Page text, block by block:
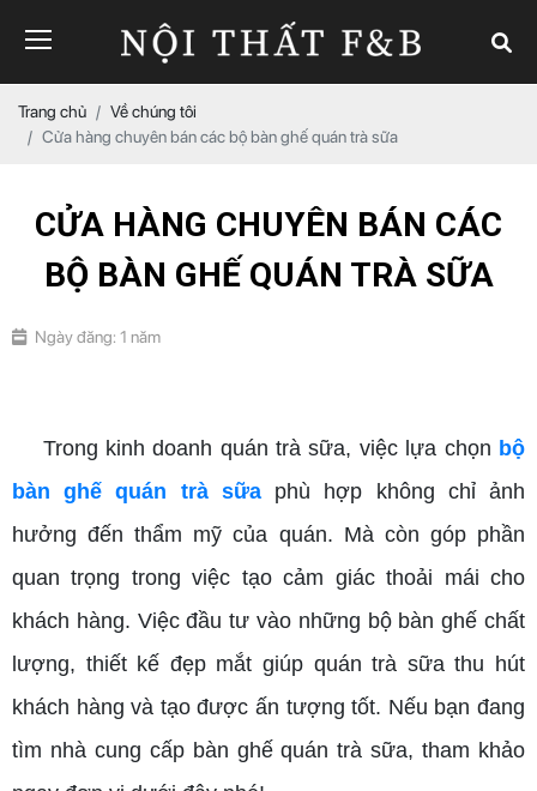
Trang chủ
Về chúng tôi
Cửa hàng chuyên bán các bộ bàn ghế quán trà sữa
CỬA HÀNG CHUYÊN BÁN CÁC
BỘ BÀN GHẾ QUÁN TRÀ SỮA
Ngày đăng: 1 năm
Trong kinh doanh quán trà sữa, việc lựa chọn bộ
bàn ghế quán trà sữaphù hợp không chỉ ảnh
hưởng đến thẩm mỹ của quán. Mà còn góp phần
quan trọng trong việc tạo cảm giác thoải mái cho
khách hàng. Việc đầu tư vào những bộ bàn ghế chất
lượng, thiết kế đẹp mắt giúp quán trà sữa thu hút
khách hàng và tạo được ấn tượng tốt. Nếu bạn đang
tìm nhà cung cấp bàn ghế quán trà sữa, tham khảo